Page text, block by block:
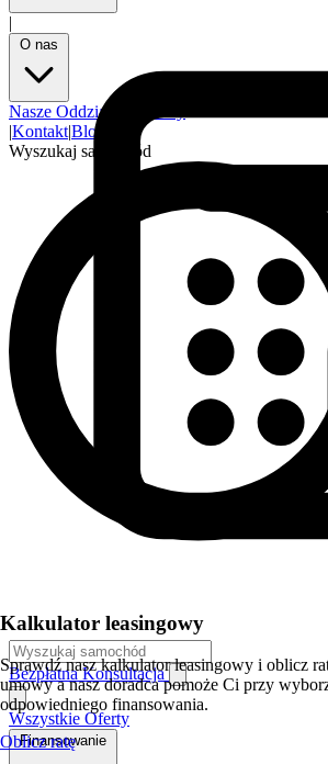
|
Nasze Oddziały
|Kontakt|Blog
Wyszukaj samochód
Bezpłatna Konsultacja
Wszystkie Oferty
Finansowanie
Kalkulator leasingowy
Sprawdź nasz kalkulator leasingowy i oblicz
umowy a nasz doradca pomoże Ci przy
odpowiedniego finansowania.
Oblicz ratę